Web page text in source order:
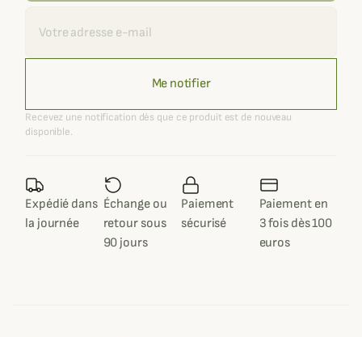
Me notifier
Recevez une notification dès que ce produit est de nouveau
disponible.
Expédié dans
la journée
Échange ou
retour sous
90 jours
Paiement
sécurisé
Paiement en
3 fois dès 100
euros